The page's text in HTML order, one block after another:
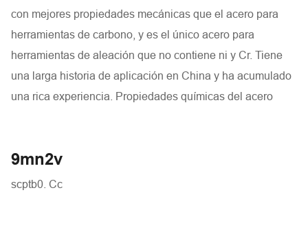
con mejores propiedades mecánicas que el acero para
herramientas de carbono, y es el único acero para
herramientas de aleación que no contiene ni y Cr. Tiene
una larga historia de aplicación en China y ha acumulado
una rica experiencia. Propiedades químicas del acero
9mn2v
scptb0. Cc